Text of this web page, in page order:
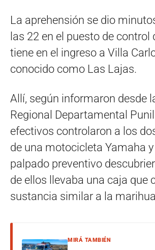
La aprehensión se dio
las 22 en el puesto de control
tiene en el ingreso a Villa
conocido como Las Lajas.
Allí, según informaron desde
Regional Departamental
efectivos controlaron a los
de una motocicleta Yamaha y
palpado preventivo
de ellos llevaba una caja que
sustancia similar a la
MIRÁ TAMBIÉN